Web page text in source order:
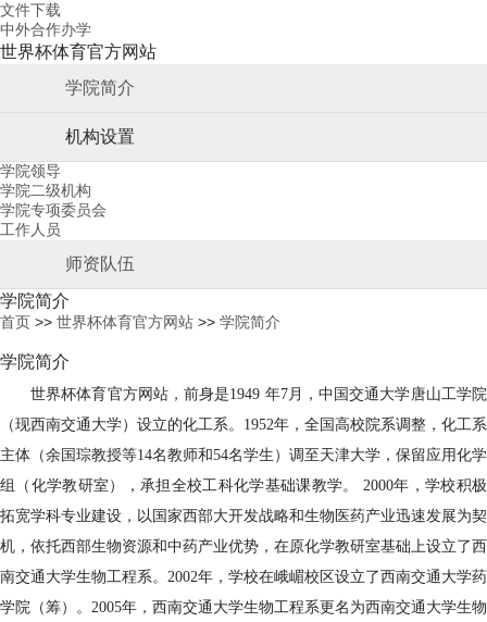
文件下载
中外合作办学
世界杯体育官方网站
学院简介
机构设置
学院领导
学院二级机构
学院专项委员会
工作人员
师资队伍
学院简介
首页 >> 世界杯体育官方网站 >> 学院简介
学院简介
世界杯体育官方网站，前身是1949 年7月，中国交通大学唐山工学院
（现西南交通大学）设立的化工系。1952年，全国高校院系调整，化工系
主体（余国琮教授等14名教师和54名学生）调至天津大学，保留应用化学
组（化学教研室），承担全校工科化学基础课教学。 2000年，学校积极
拓宽学科专业建设，以国家西部大开发战略和生物医药产业迅速发展为契
机，依托西部生物资源和中药产业优势，在原化学教研室基础上设立了西
南交通大学生物工程系。2002年，学校在峨嵋校区设立了西南交通大学药
学院（筹）。2005年，西南交通大学生物工程系更名为西南交通大学生物